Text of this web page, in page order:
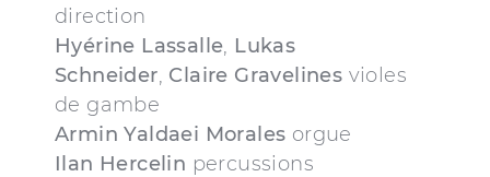
direction
Hyérine Lassalle, Lukas
Schneider, Claire Gravelines violes
de gambe
Armin Yaldaei Morales orgue
Ilan Hercelin percussions